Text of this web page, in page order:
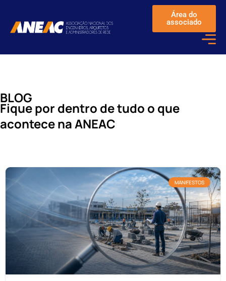
Área do
associado
BLOG
Fique por dentro de tudo o que
acontece na ANEAC
MANIFESTOS